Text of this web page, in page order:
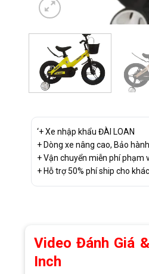
‘+ Xe nhập khẩu ĐÀI LOAN
+ Dòng xe nâng cao, Bảo
+ Vận chuyển miễn phí phạm
+ Hỗ trợ 50% phí ship cho
Video Đánh Giá
Inch